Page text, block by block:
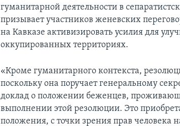
гуманитарной деятельности в
призывает участников женевских
на Кавказе активизировать усилия для
оккупированных территориях.
«Кроме гуманитарного контекста,
поскольку она поручает генеральному
доклад о положении беженцев,
выполнении этой резолюции. Это
положения, с точки зрения прав человека